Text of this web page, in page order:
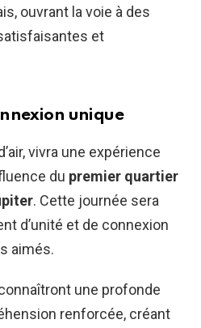
ouvrant la voie à des
et
unique
vivra une expérience
du premier quartier
. Cette journée sera
d’unité et de connexion
aimés.
une profonde
renforcée, créant